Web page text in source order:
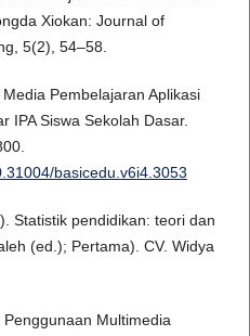
Xiokan: Journal of
5(2), 54–58.
Pembelajaran Aplikasi
IPA Siswa Sekolah Dasar.
basicedu.v6i4.3053
Statistik pendidikan: teori dan
(ed.); Pertama). CV. Widya
Multimedia